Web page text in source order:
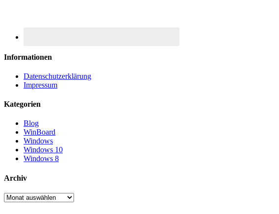
Informationen
Datenschutzerklärung
Impressum
Kategorien
Blog
WinBoard
Windows
Windows 10
Windows 8
Archiv
Archiv